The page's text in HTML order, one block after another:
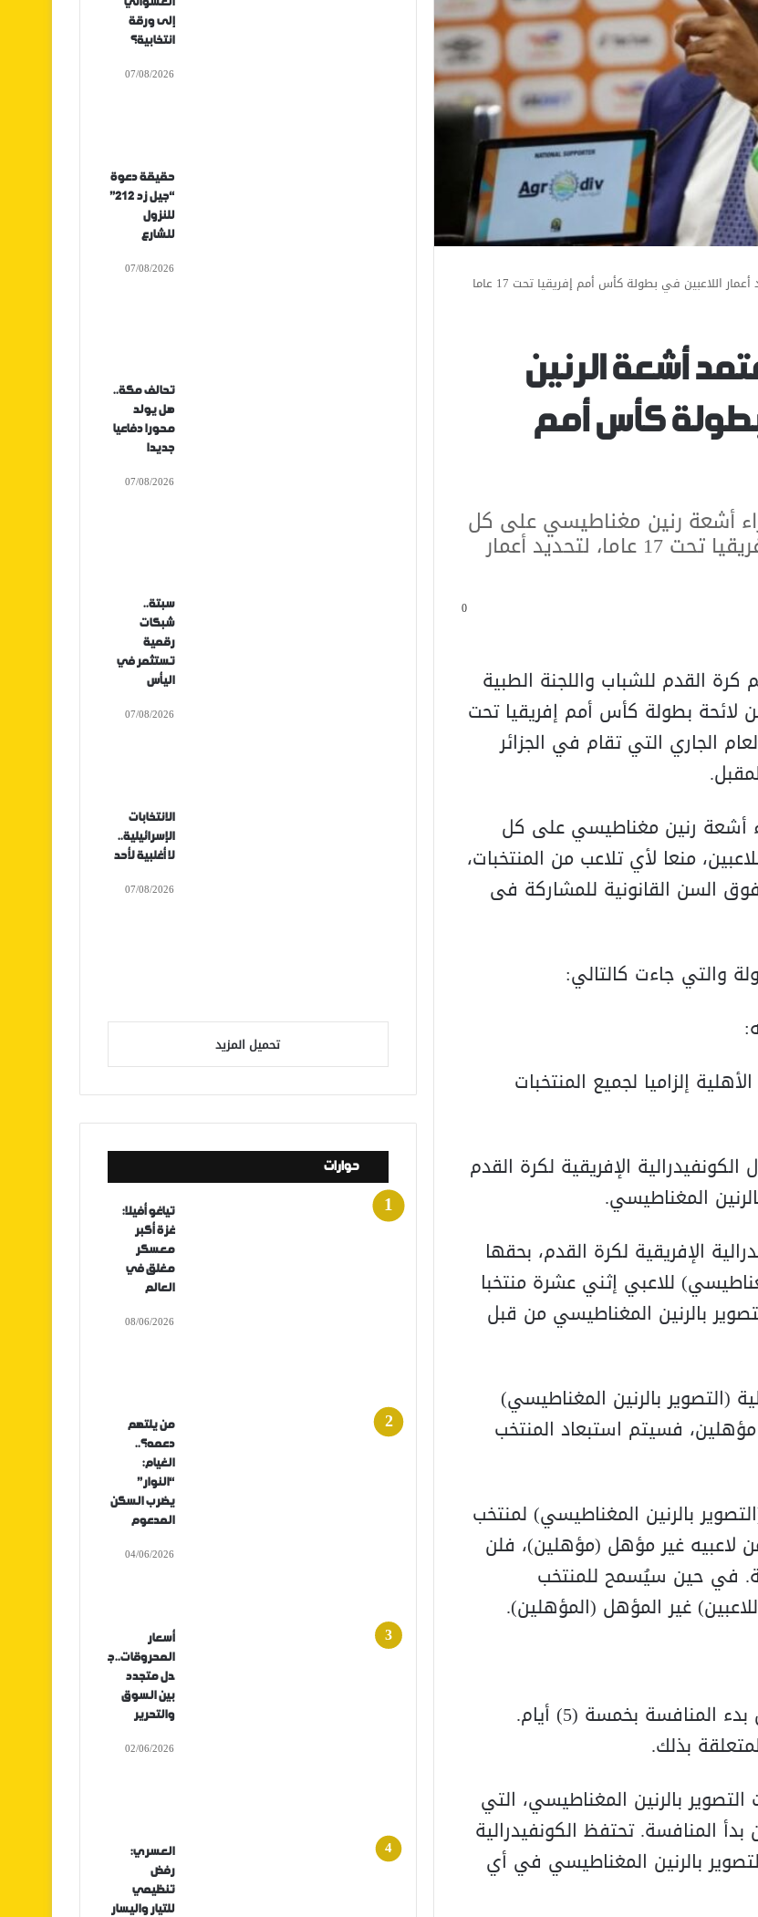
اللاعبين في بطولة كأس أمم إفريقيا تحت 17 عاما
أشعة الرنين
بطولة كأس أمم
أشعة رنين مغناطيسي على كل
لاعبي الفرق المشاركة ببطولة كأس أمم إفريقيا تحت 17 عاما، لتحديد أعمار
0
القدم للشباب واللجنة الطبية
للكاف، بإجراء تعديلات على المادة 27 من لائحة بطولة كأس أمم إفريقيا تحت
الجاري التي تقام في الجزائر
أشعة رنين مغناطيسي على كل
منعا لأي تلاعب من المنتخبات،
يضم أكثر من 4 لاعبين فوق السن القانونية للمشاركة فى
الأهلية إلزاميا لجميع المنتخبات
الكونفيدرالية الإفريقية لكرة القدم
المغناطيسي.
الإفريقية لكرة القدم، بحقها
للاعبي إثني عشرة منتخبا
بالرنين المغناطيسي من قبل
(التصوير بالرنين المغناطيسي)
أكثر غير مؤهلين، فسيتم استبعاد المنتخب
(التصوير بالرنين المغناطيسي) لمنتخب
أن واحدا (1) أو اثنين (2) أو ثلاثة (3) من لاعبيه غير مؤهل (مؤهلين)، فلن
في حين سيُسمح للمنتخب
غير المؤهل (المؤهلين).
(1) يجب أن تصل جميع المنتخبات المشاركة قبل بدء المنافسة بخمسة (5) أيام.
بذلك.
بالرنين المغناطيسي، التي
على الأقل من بدأ المنافسة. تحتفظ الكونفيدرالية
بالرنين المغناطيسي في أي
إلى ورقة
انتخابية؟
07/08/2026
حقيقة دعوة
“جيل زد 212”
للنزول
للشارع
07/08/2026
تحالف مكة..
هل يولد
محورا دفاعيا
جديدا
07/08/2026
سبتة..
شبكات
رقمية
تستثمر في
اليأس
07/08/2026
الانتخابات
الإسرائيلية..
لا أغلبية لأحد
07/08/2026
تحميل المزيد
حوارات
تياغو أفيلا:
غزة أكبر
معسكر
مغلق في
العالم
08/06/2026
من يلتهم
دعمه؟..
الغيام:
“النوار”
يضرب السكن
المدعوم
04/06/2026
أسعار
المحروقات..ج
دل متجدد
بين السوق
والتحرير
02/06/2026
العسري:
رفض
تنظيمي
للتيار واليسار